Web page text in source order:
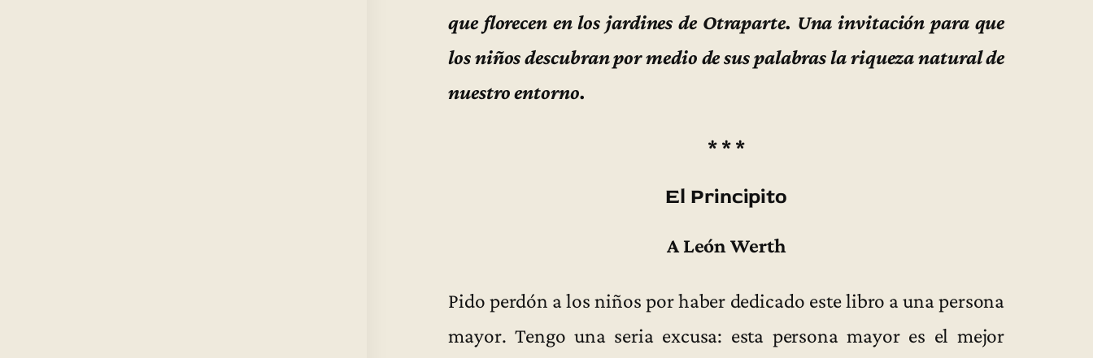
que florecen en los jardines de Otraparte. Una invitación para que
los niños descubran por medio de sus palabras la riqueza natural de
nuestro entorno.
* * *
El Principito
A León Werth
Pido perdón a los niños por haber dedicado este libro a una persona
mayor. Tengo una seria excusa: esta persona mayor es el mejor